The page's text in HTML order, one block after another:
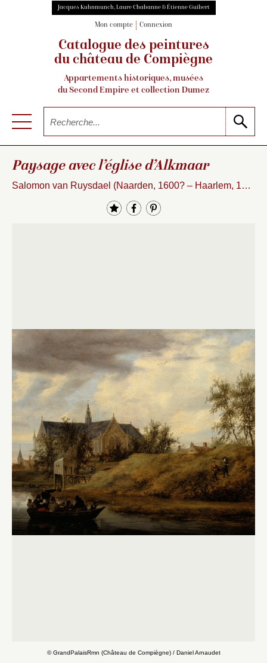
Jacques Kuhnmunch, Laure Chabanne & Étienne Guibert
Mon compte Connexion
Catalogue des peintures
du château de Compiègne
Appartements historiques, musées
du Second Empire et collection Dumez
Paysage avec l’église d’Alkmaar
Salomon van Ruysdael (Naarden, 1600? – Haarlem, 1670)
© GrandPalaisRmn (Château de Compiègne) / Daniel Arnaudet